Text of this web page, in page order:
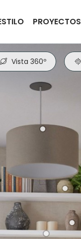
PROYECTOS
Vista 360º